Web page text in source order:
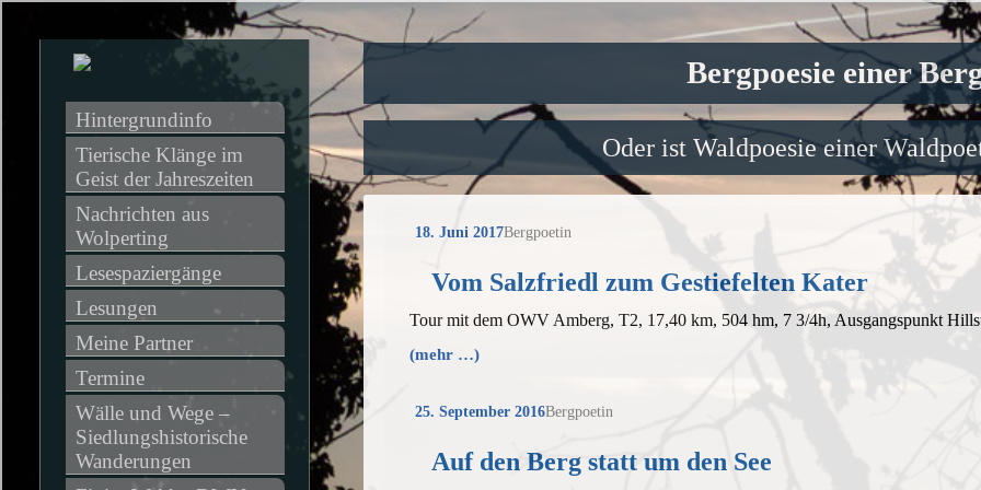
Bergpoesie einer
Oder ist Waldpoesie einer
18. Juni 2017Bergpoetin
Vom Salzfriedl zum Gestiefelten Kater
Tour mit dem OWV Amberg, T2, 17,40 km, 504 hm, 7 3/4h, Ausgangspunkt
(mehr …)
25. September 2016Bergpoetin
Auf den Berg statt um den See
Hintergrundinfo
Tierische Klänge im
Geist der Jahreszeiten
Nachrichten aus
Wolperting
Lesespaziergänge
Lesungen
Meine Partner
Termine
Wälle und Wege –
Siedlungshistorische
Wanderungen